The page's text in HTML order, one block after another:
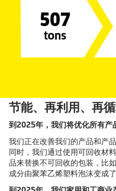
节能、再利用、再
到2025年，我们将优化所有产
我们正在改善我们的产品和产
同时，我们通过使用可回收材
品来替换不可回收的包装，比
成分由聚苯乙烯塑料泡沫变成了